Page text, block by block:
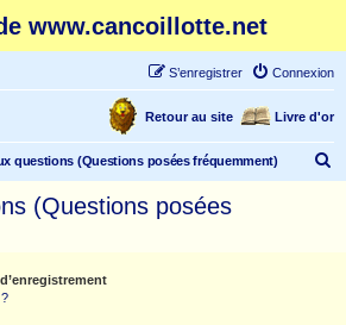
www.cancoillotte.net
Connexion
S’enregistrer
Livre d'or
Retour au site
questions (Questions posées fréquemment)
(Questions posées